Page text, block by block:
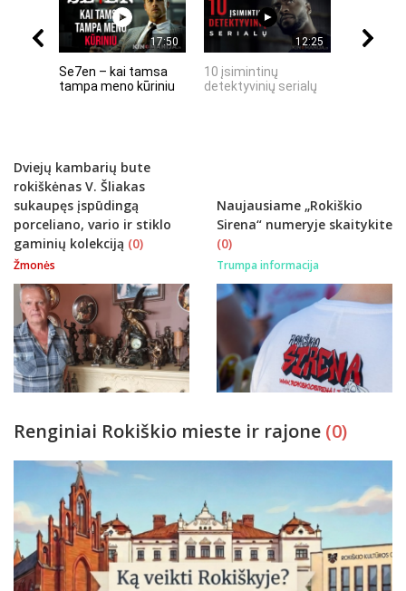
17:50
Se7en – kai tamsa
tampa meno kūriniu
12:25
10 įsimintinų
detektyvinių serialų
Dviejų kambarių bute
rokiškėnas V. Šliakas
sukaupęs įspūdingą
porceliano, vario ir stiklo
gaminių kolekciją (0)
Žmonės
Naujausiame „Rokiškio
Sirena“ numeryje skaitykite
(0)
Trumpa informacija
Renginiai Rokiškio mieste ir rajone (0)